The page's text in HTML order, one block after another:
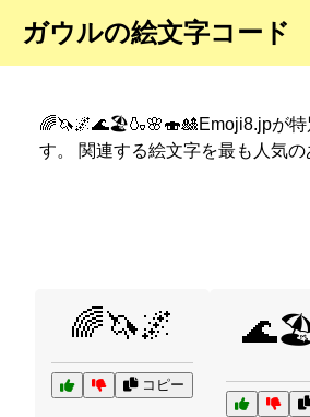
ガウルの絵文字コード
🌈🦄🌌🌊🏖️🍶🌸🍣🎎Emoji8.jpが特
す。 関連する絵文字を最も人気
🌈🦄🌌
コピー